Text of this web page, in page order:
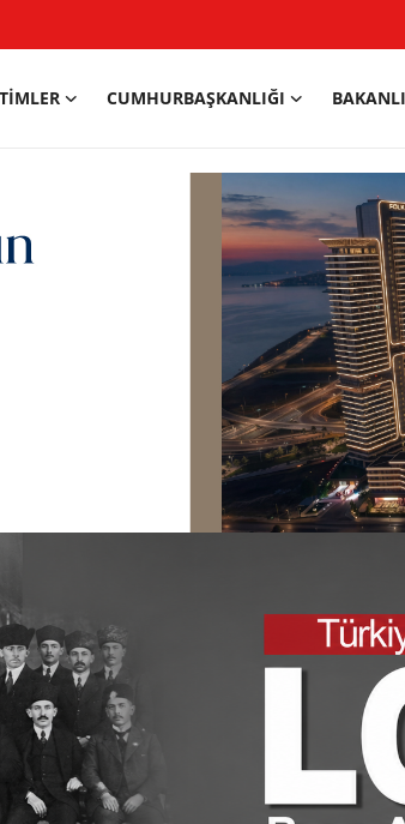
CUMHURBAŞKANLIĞI